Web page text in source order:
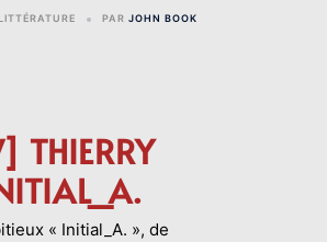
PAR JOHN BOOK
THIERRY
« Initial_A. », de